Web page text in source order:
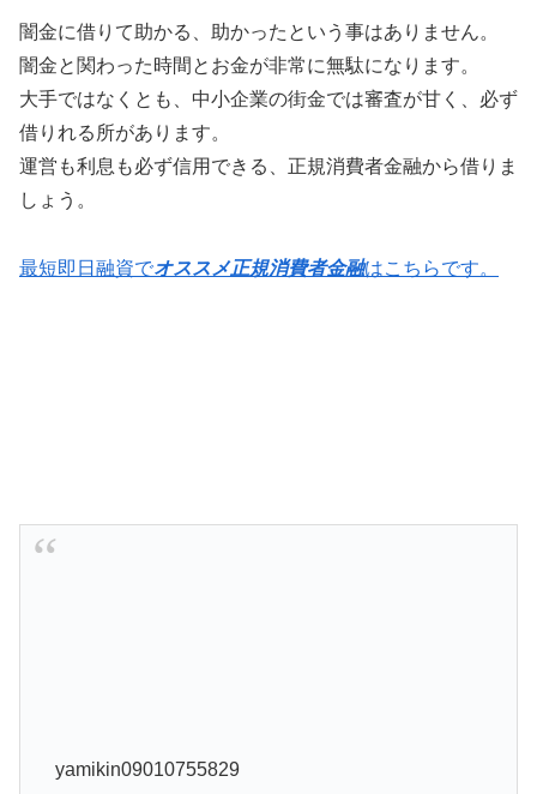
闇金に借りて助かる、助かったという事はありません。
闇金と関わった時間とお金が非常に無駄になります。
大手ではなくとも、中小企業の街金では審査が甘く、必ず
借りれる所があります。
運営も利息も必ず信用できる、正規消費者金融から借りま
しょう。
最短即日融資でオススメ正規消費者金融はこちらです。
yamikin09010755829